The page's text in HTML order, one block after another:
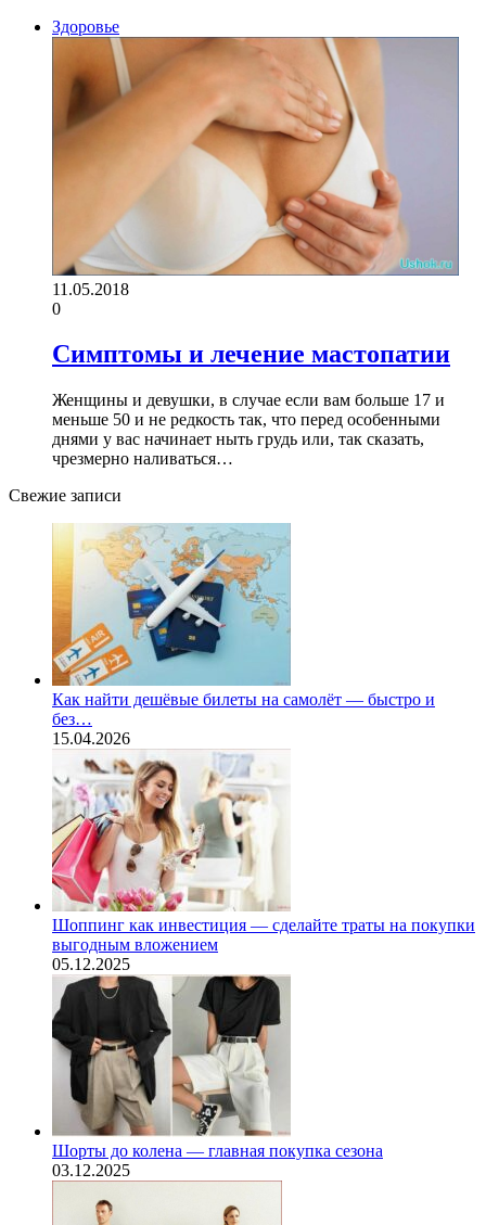
Здоровье
11.05.2018
0
Симптомы и лечение мастопатии
Женщины и девушки, в случае если вам больше 17 и
меньше 50 и не редкость так, что перед особенными
днями у вас начинает ныть грудь или, так сказать,
чрезмерно наливаться…
Свежие записи
Как найти дешёвые билеты на самолёт — быстро и
без…
15.04.2026
Шоппинг как инвестиция — сделайте траты на покупки
выгодным вложением
05.12.2025
Шорты до колена — главная покупка сезона
03.12.2025